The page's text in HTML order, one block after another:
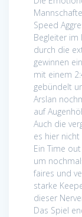
Speed
Begleiter im
durch die
gewinnen
mit einem
gebündelt
Arslan
auf
Auch die
es hier
Ein Time
um
faires und
starke
dieser
Das Spiel